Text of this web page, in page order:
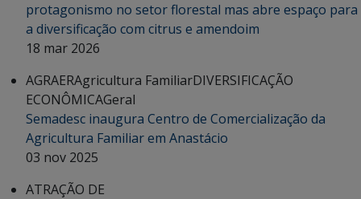
protagonismo no setor florestal mas abre espaço para
a diversificação com citrus e amendoim
18 mar 2026
AGRAERAgricultura FamiliarDIVERSIFICAÇÃO
ECONÔMICAGeral
Semadesc inaugura Centro de Comercialização da
Agricultura Familiar em Anastácio
03 nov 2025
ATRAÇÃO DE